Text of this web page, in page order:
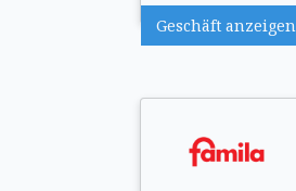
Geschäft anzeigen